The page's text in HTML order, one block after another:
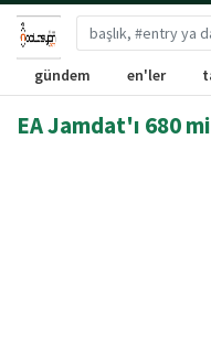
gündem en'ler
EA Jamdat'ı 680